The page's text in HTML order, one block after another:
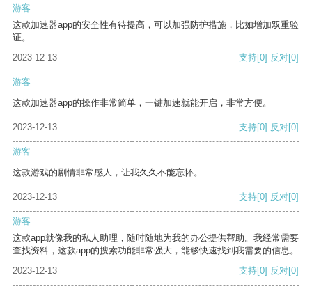
游客
这款加速器app的安全性有待提高，可以加强防护措施，比如增加双重验
证。
2023-12-13
支持[0] 反对[0]
游客
这款加速器app的操作非常简单，一键加速就能开启，非常方便。
2023-12-13 支持[0] 反对[0]
游客
这款游戏的剧情非常感人，让我久久不能忘怀。
2023-12-13 支持[0] 反对[0]
游客
这款app就像我的私人助理，随时随地为我的办公提供帮助。我经常需要
查找资料，这款app的搜索功能非常强大，能够快速找到我需要的信息。
2023-12-13
支持[0] 反对[0]